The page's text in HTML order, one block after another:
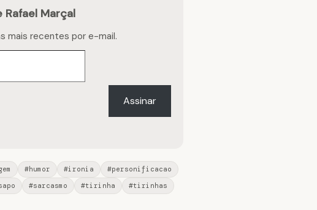
Rafael Marçal
mais recentes por e-mail.
Assinar
#humor #ironia
#personificacao
#sarcasmo #tirinha
#tirinhas